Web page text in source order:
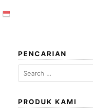
PENCARIAN
Search
for:
PRODUK KAMI